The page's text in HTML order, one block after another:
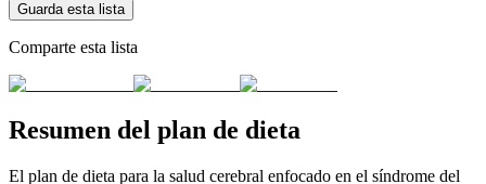
Guarda esta lista
Comparte esta lista
Resumen del plan de dieta
El plan de dieta para la salud cerebral enfocado en el síndrome del